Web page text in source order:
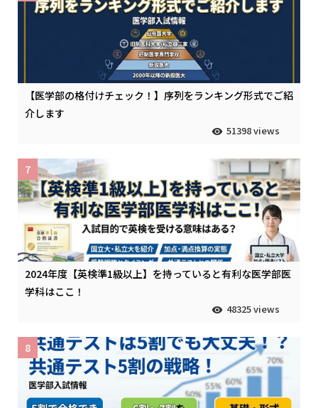
【医学部の格付けチェック！】序列をランキング形式でご紹
介します
51398 views
2024年度【英検準1級以上】を持っていると有利な医学部医
学科はここ！
48325 views
7
8